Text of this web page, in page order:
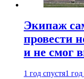
Экипаж
провести
и не смог
1 год спустя1